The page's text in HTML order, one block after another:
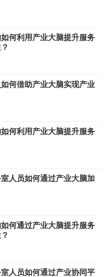
何利用产业大脑提升服务
何借助产业大脑实现产业
何利用产业大脑提升服务
人员如何通过产业大脑加
何通过产业大脑提升服务
人员如何通过产业协同平